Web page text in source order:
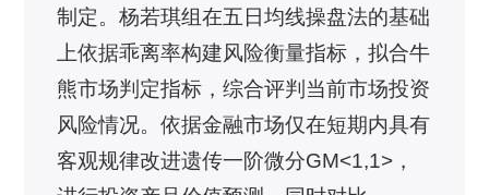
制定。杨若琪组在五日均线操盘法的基础
上依据乖离率构建风险衡量指标，拟合牛
熊市场判定指标，综合评判当前市场投资
风险情况。依据金融市场仅在短期内具有
客观规律改进遗传一阶微分GM<1,1>，